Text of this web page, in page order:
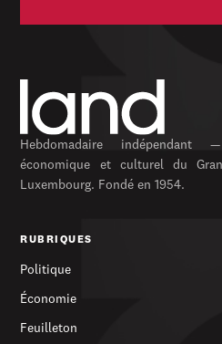
Hebdomadaire indépendant
économique et culturel du
Luxembourg. Fondé en 1954.
RUBRIQUES
Politique
Économie
Feuilleton